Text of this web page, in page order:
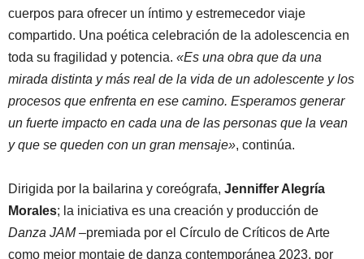
cuerpos para ofrecer un íntimo y estremecedor viaje
compartido. Una poética celebración de la adolescencia en
toda su fragilidad y potencia. «Es una obra que da una
mirada distinta y más real de la vida de un adolescente y los
procesos que enfrenta en ese camino. Esperamos generar
un fuerte impacto en cada una de las personas que la vean
y que se queden con un gran mensaje», continúa.
Dirigida por la bailarina y coreógrafa, Jenniffer Alegría
Morales; la iniciativa es una creación y producción de
Danza JAM –premiada por el Círculo de Críticos de Arte
como mejor montaje de danza contemporánea 2023, por